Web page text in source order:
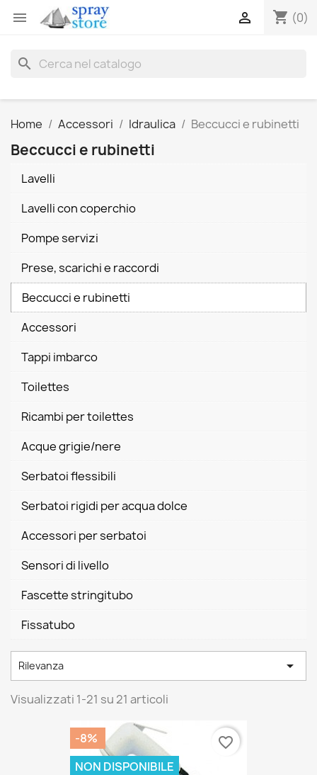
 shopping_cart (0)

search
Home Accessori Idraulica Beccucci e rubinetti
Beccucci e rubinetti
Lavelli
Lavelli con coperchio
Pompe servizi
Prese, scarichi e raccordi
Beccucci e rubinetti
Accessori
Tappi imbarco
Toilettes
Ricambi per toilettes
Acque grigie/nere
Serbatoi flessibili
Serbatoi rigidi per acqua dolce
Accessori per serbatoi
Sensori di livello
Fascette stringitubo
Fissatubo
Rilevanza 
Visualizzati 1-21 su 21 articoli
-8%
NON DISPONIBILE
favorite_border